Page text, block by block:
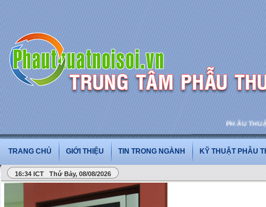
PHẪU
TRANG CHỦ GIỚI THIỆU TIN TRONG NGÀNH KỸ THUẬT PHẪU
16:34 ICT Thứ Bảy, 08/08/2026